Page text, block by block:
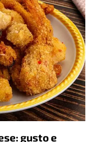
gusto e